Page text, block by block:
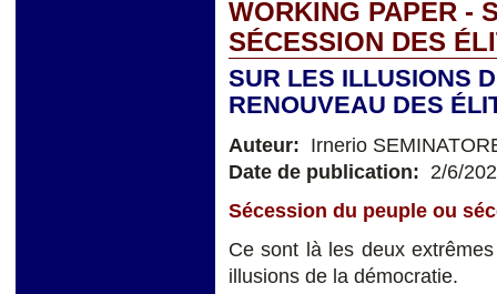
WORKING PAPER -
SÉCESSION DES
SUR LES ILLUSIONS
RENOUVEAU DES
Auteur: Irnerio
Date de publication: 2/6/
Sécession du peuple ou
Ce sont là les deux
illusions de la démocratie.